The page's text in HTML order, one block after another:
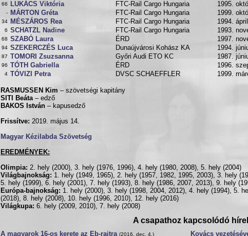
66 LUKÁCS Viktória FTC-Rail Cargo Hungaria 1995.
- MÁRTON Gréta FTC-Rail Cargo Hungaria 1999.
34 MÉSZÁROS Rea FTC-Rail Cargo Hungaria 1994.
6 SCHATZL Nadine FTC-Rail Cargo Hungaria 1993.
68 SZABÓ Laura ÉRD 1997.
94 SZEKERCZÉS Luca Dunaújvárosi Kohász KA 1994.
87 TOMORI Zsuzsanna Győri Audi ETO KC 1987.
96 TÓTH Gabriella ÉRD 1996.
4 TÓVIZI Petra DVSC SCHAEFFLER 1999.
RASMUSSEN Kim – szövetségi kapitány
SITI Beáta– edző
BAKOS István – kapusedző
Frissítve: 2019. május 14.
Magyar Kézilabda Szövetség
EREDMÉNYEK:
Olimpia: 2. hely (2000), 3. hely (1976, 1996), 4. hely (1980, 2008), 5. hely (2004)
Világbajnokság: 1. hely (1949, 1965), 2. hely (1957, 1982, 1995, 2003), 3. hely
5. hely (1999), 6. hely (2001), 7. hely (1993), 8. hely (1986, 2007, 2013), 9. hely
Európa-bajnokság: 1. hely (2000), 3. hely (1998, 2004, 2012), 4. hely (1994), 5.
(2018), 8. hely (2008), 10. hely (1996, 2010), 12. hely (2016)
Világkupa: 6. hely (2009, 2010), 7. hely (2008)
A csapathoz kapcsolódó
A magyarok 16-os kerete az Eb-rajtra (2016. dec. 4.) Kovács